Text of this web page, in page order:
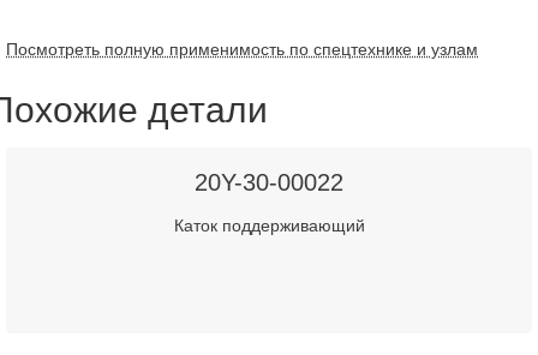
Посмотреть полную применимость по спецтехнике и узлам
детали
20Y-30-00022
Каток поддерживающий